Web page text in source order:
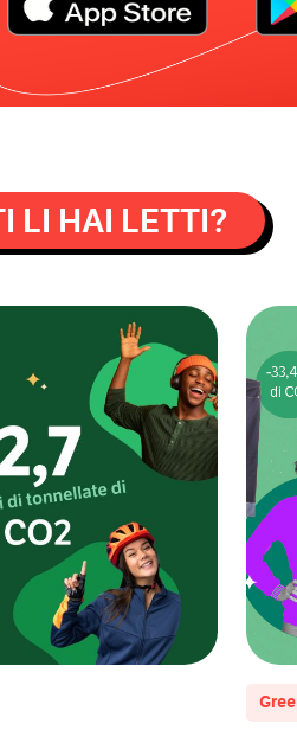
LI HAI LETTI?